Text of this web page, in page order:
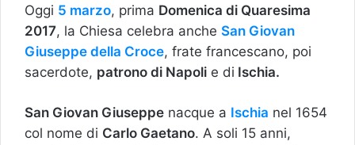
Oggi 5 marzo, prima Domenica di Quaresima
2017, la Chiesa celebra anche San Giovan
Giuseppe della Croce, frate francescano, poi
sacerdote, patrono di Napoli e di Ischia.
San Giovan Giuseppe nacque a Ischia nel 1654
col nome di Carlo Gaetano. A soli 15 anni,